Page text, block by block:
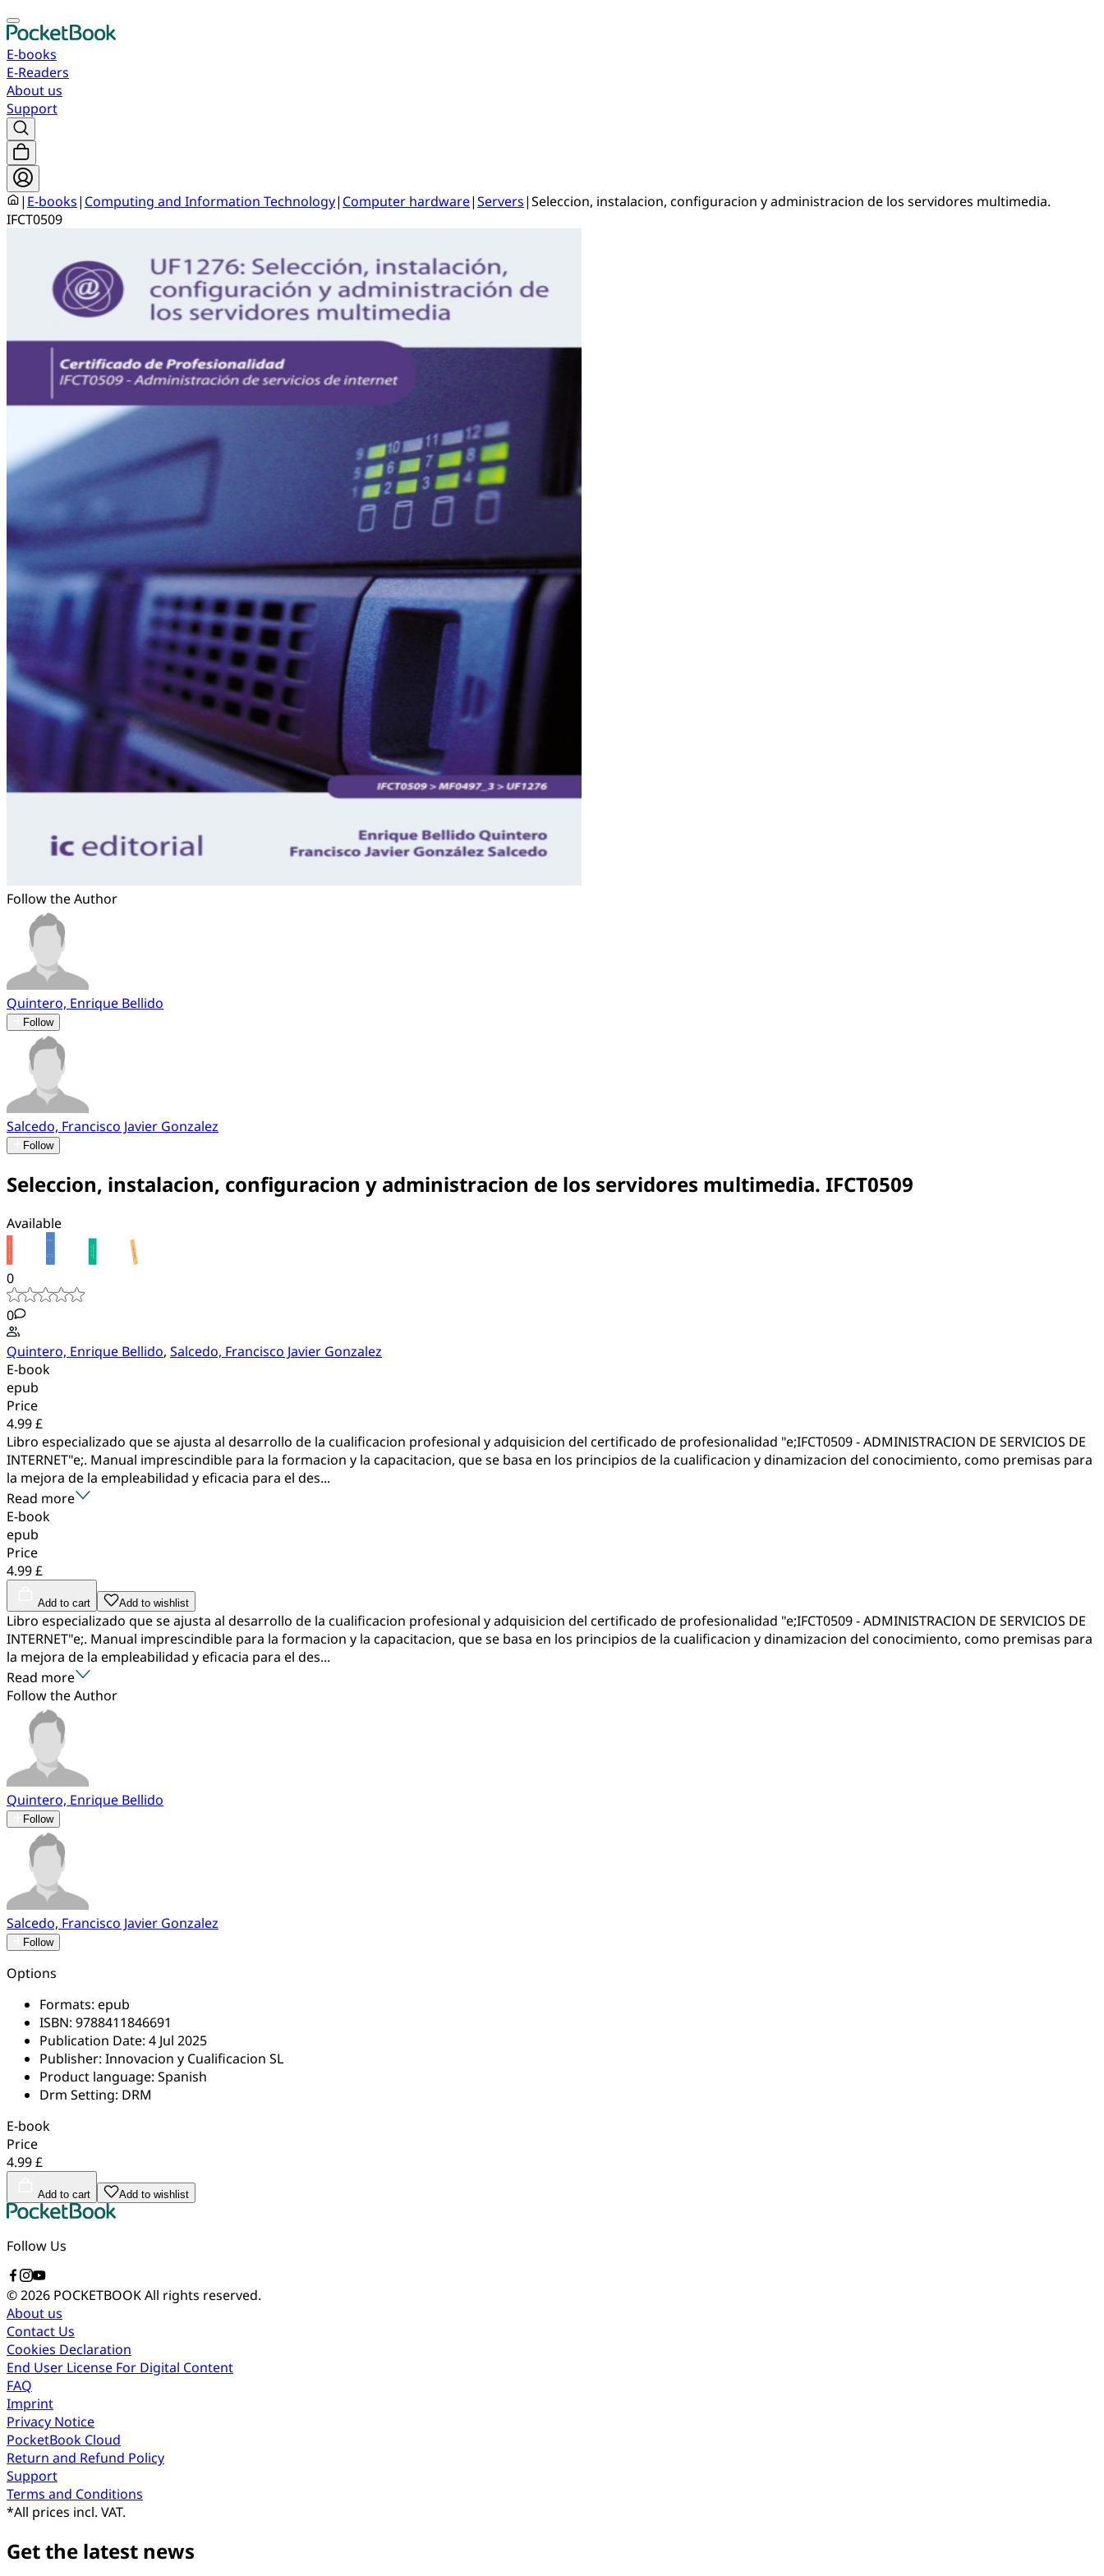
E-books
E-Readers
About us
Support
| E-books| Computing and Information Technology| Computer hardware|Servers|Seleccion, instalacion, configuracion y administracion de los servidores multimedia.
IFCT0509
Follow the Author
Quintero, Enrique Bellido
Follow
Salcedo, Francisco Javier Gonzalez
Follow
Seleccion, instalacion, configuracion y administracion de los servidores multimedia. IFCT0509
Available
0
0
Quintero, Enrique Bellido, Salcedo, Francisco Javier Gonzalez
E-book
epub
Price
4.99 £
Libro especializado que se ajusta al desarrollo de la cualificacion profesional y adquisicion del certificado de profesionalidad "e;IFCT0509 - ADMINISTRACION DE SERVICIOS DE
INTERNET"e;. Manual imprescindible para la formacion y la capacitacion, que se basa en los principios de la cualificacion y dinamizacion del conocimiento, como premisas para
la mejora de la empleabilidad y eficacia para el des...
Read more
E-book
epub
Price
4.99 £
Add to cart Add to wishlist
Libro especializado que se ajusta al desarrollo de la cualificacion profesional y adquisicion del certificado de profesionalidad "e;IFCT0509 - ADMINISTRACION DE SERVICIOS DE
INTERNET"e;. Manual imprescindible para la formacion y la capacitacion, que se basa en los principios de la cualificacion y dinamizacion del conocimiento, como premisas para
la mejora de la empleabilidad y eficacia para el des...
Read more
Follow the Author
Quintero, Enrique Bellido
Follow
Salcedo, Francisco Javier Gonzalez
Follow
Options
Formats: epub
ISBN: 9788411846691
Publication Date: 4 Jul 2025
Publisher: Innovacion y Cualificacion SL
Product language: Spanish
Drm Setting: DRM
E-book
Price
4.99 £
Add to cart Add to wishlist
Follow Us
© 2026 POCKETBOOKAll rights reserved.
About us
Contact Us
Cookies Declaration
End User License For Digital Content
FAQ
Imprint
Privacy Notice
PocketBook Cloud
Return and Refund Policy
Support
Terms and Conditions
*All prices incl. VAT.
Get the latest news